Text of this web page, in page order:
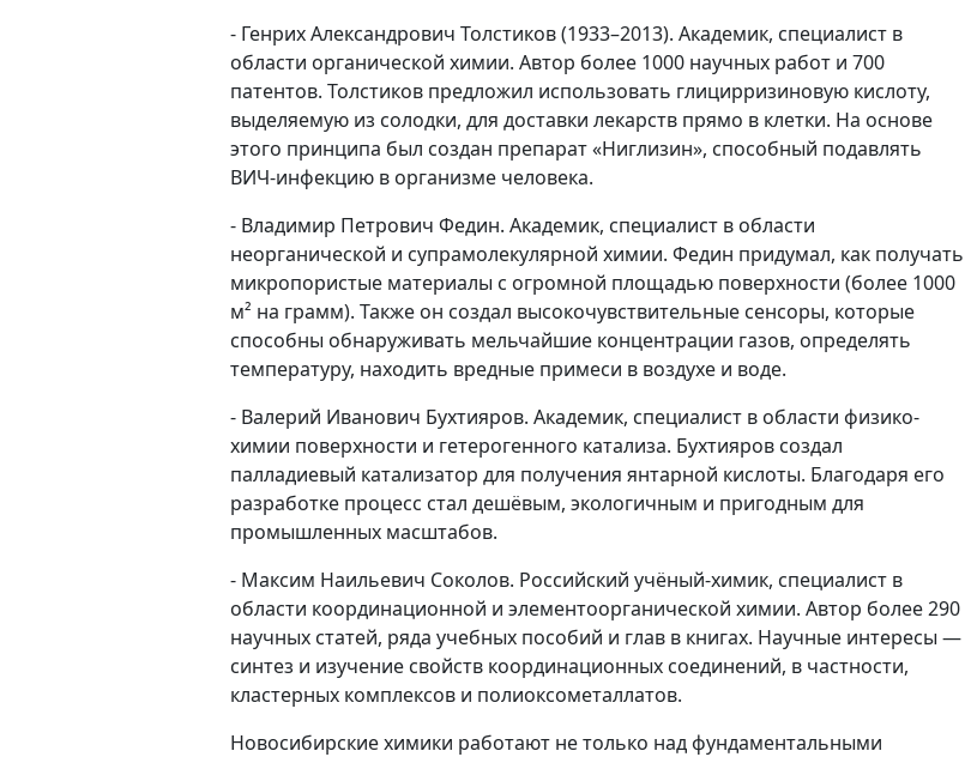
- Генрих Александрович Толстиков (1933–2013). Академик, специалист в
области органической химии. Автор более 1000 научных работ и 700
патентов. Толстиков предложил использовать глицирризиновую кислоту,
выделяемую из солодки, для доставки лекарств прямо в клетки. На основе
этого принципа был создан препарат «Ниглизин», способный подавлять
ВИЧ-инфекцию в организме человека.
- Владимир Петрович Федин. Академик, специалист в области
неорганической и супрамолекулярной химии. Федин придумал, как получать
микропористые материалы с огромной площадью поверхности (более 1000
м² на грамм). Также он создал высокочувствительные сенсоры, которые
способны обнаруживать мельчайшие концентрации газов, определять
температуру, находить вредные примеси в воздухе и воде.
- Валерий Иванович Бухтияров. Академик, специалист в области физико-
химии поверхности и гетерогенного катализа. Бухтияров создал
палладиевый катализатор для получения янтарной кислоты. Благодаря его
разработке процесс стал дешёвым, экологичным и пригодным для
промышленных масштабов.
- Максим Наильевич Соколов. Российский учёный-химик, специалист в
области координационной и элементоорганической химии. Автор более 290
научных статей, ряда учебных пособий и глав в книгах. Научные интересы —
синтез и изучение свойств координационных соединений, в частности,
кластерных комплексов и полиоксометаллатов.
Новосибирские химики работают не только над фундаментальными